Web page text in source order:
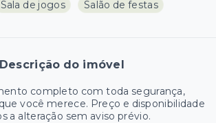
Sala de jogos Salão de festas
Descrição do imóvel
completo com toda segurança,
você merece. Preço e disponibilidade
a alteração sem aviso prévio.